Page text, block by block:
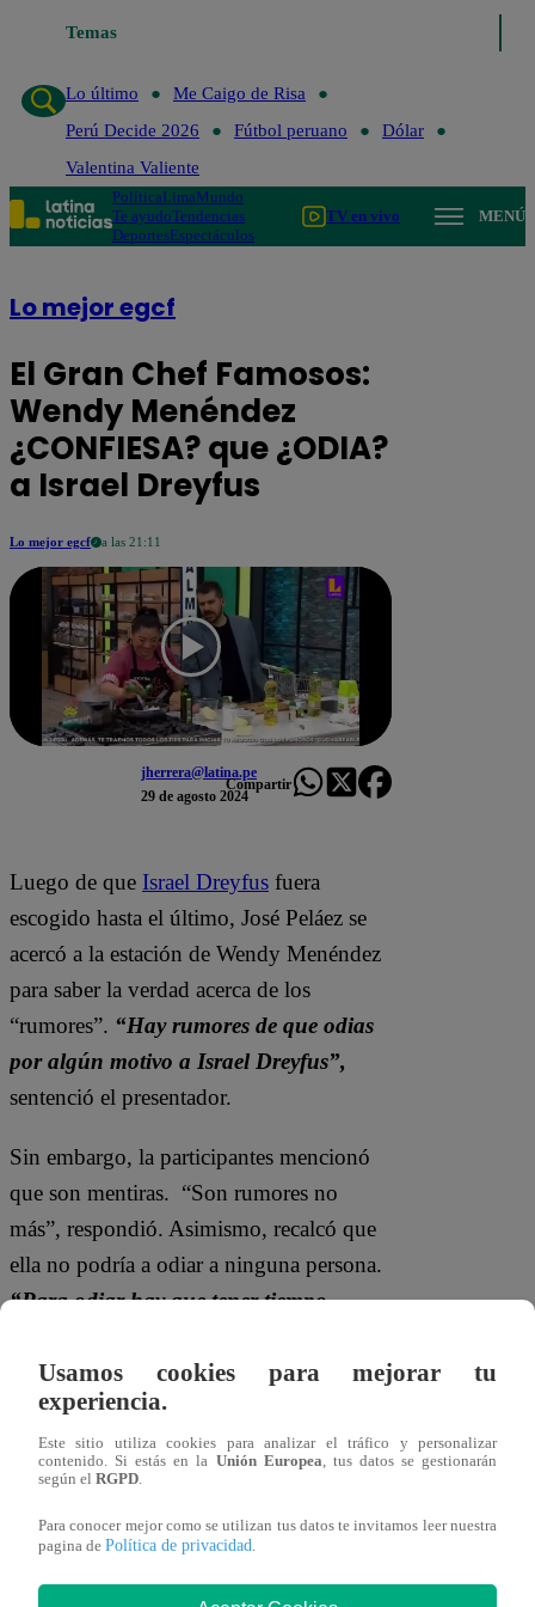
Temas
Me Caigo de Risa
Lo último
Me Caigo de Risa
Perú Decide 2026
Fútbol peruano
Dólar
Valentina Valiente
PolíticaLimaMundo
Te ayudoTendencias
DeportesEspectáculos
TV en vivo MENÚ
Lo mejor egcf
El Gran Chef Famosos:
Wendy Menéndez
¿CONFIESA? que ¿ODIA?
a Israel Dreyfus
Lo mejor egcf a las 21:11
jherrera@latina.pe
29 de agosto 2024
Compartir
Luego de que Israel Dreyfus fuera
escogido hasta el último, José Peláez se
acercó a la estación de Wendy Menéndez
para saber la verdad acerca de los
“rumores”. “Hay rumores de que odias
por algún motivo a Israel Dreyfus”,
sentenció el presentador.
Sin embargo, la participantes mencionó
que son mentiras. “Son rumores no
más”, respondió. Asimismo, recalcó que
ella no podría a odiar a ninguna persona.
“Para odiar hay que tener tiempo,
Usamos cookies para mejorar tu
experiencia.
Este sitio utiliza cookies para analizar el tráfico y personalizar
contenido. Si estás en la Unión Europea, tus datos se gestionarán
según el RGPD.
Para conocer mejor como se utilizan tus datos te invitamos leer nuestra
pagina de Política de privacidad.